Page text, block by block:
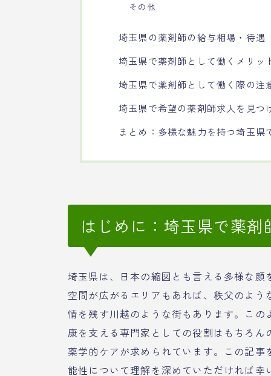
その他
埼玉県の薬剤師の給与相場・待遇
埼玉県で薬剤師として働くメリッ
埼玉県で薬剤師として働く際の注
埼玉県で希望の薬剤師求人を見つ
まとめ：多様な魅力を持つ埼玉
はじめに：埼玉県で薬
埼玉県は、日本の縮図とも言える多様な
空間が広がるエリアもあれば、秩父のよ
情を残す川越のような街もあります。こ
康を支える専門家としての役割はもちろ
薬学的ケアが求められています。この記
能性について理解を深めていただければ幸